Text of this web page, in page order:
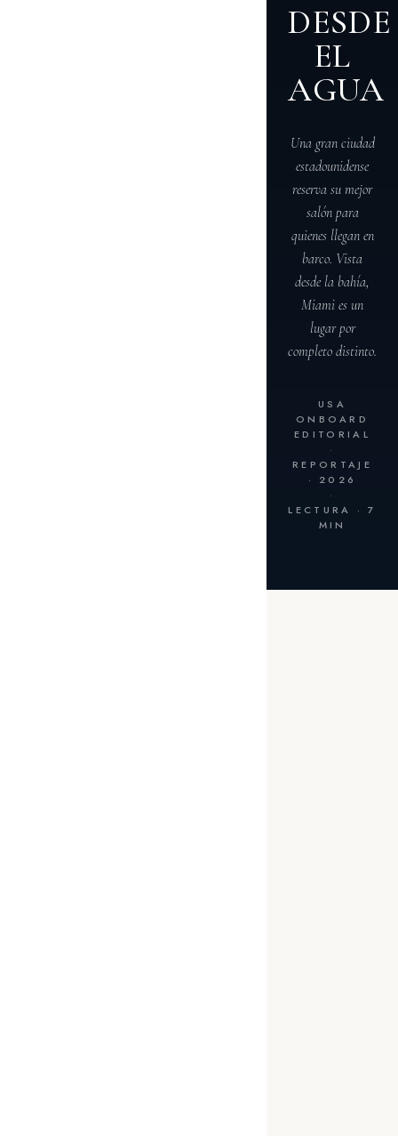
DESDE
EL
AGUA
Una gran ciudad
estadounidense
reserva su mejor
salón para
quienes llegan en
barco. Vista
desde la bahía,
Miami es un
lugar por
completo distinto.
USA
ONBOARD
EDITORIAL
·
REPORTAJE
· 2026
·
LECTURA · 7
MIN